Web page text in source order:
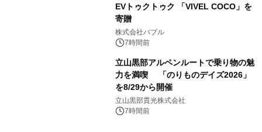
EVトゥクトゥク 「VIVEL COCO」を
寄贈
株式会社バブル
7時間前
立山黒部アルペンルートで乗り物の魅
力を満喫 「のりものデイズ2026」
を8/29から開催
立山黒部貫光株式会社
7時間前